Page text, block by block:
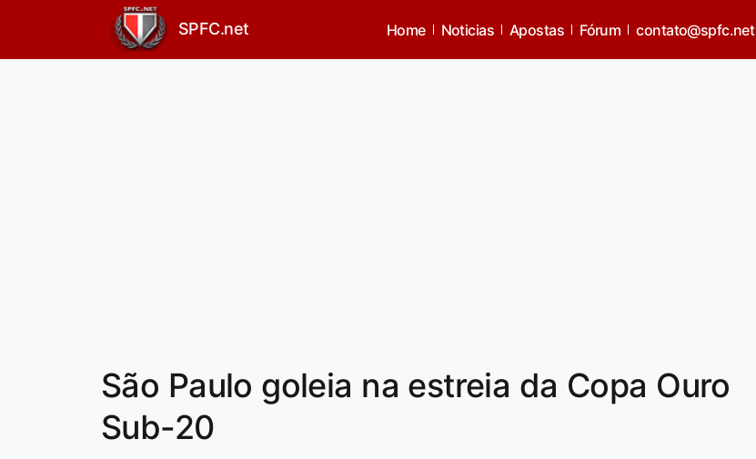
SPFC.net Home Noticias Apostas Fórum contato@spfc.net
São Paulo goleia na estreia da Copa Ouro
Sub-20